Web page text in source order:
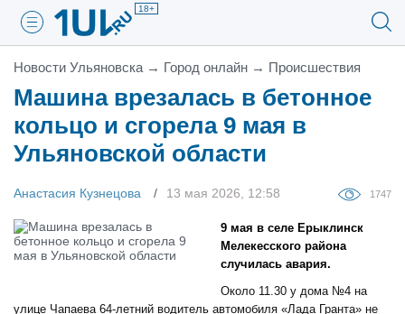
18+
Новости Ульяновска → Город онлайн → Проиcшествия
Машина врезалась в бетонное
кольцо и сгорела 9 мая в
Ульяновской области
Анастасия Кузнецова 13 мая 2026, 12:58 1747
9 мая в селе Ерыклинск
Мелекесского района
случилась авария.
Около 11.30 у дома №4 на
улице Чапаева 64-летний водитель автомобиля «Лада Гранта» не